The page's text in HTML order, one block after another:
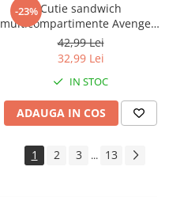
-23%Cutie sandwich
multicompartimente Avengers
Marvel, 6.7x16.5x19.5 cm
42,99 Lei
32,99 Lei
IN STOC
ADAUGA IN COS
1 2 3 ... 13